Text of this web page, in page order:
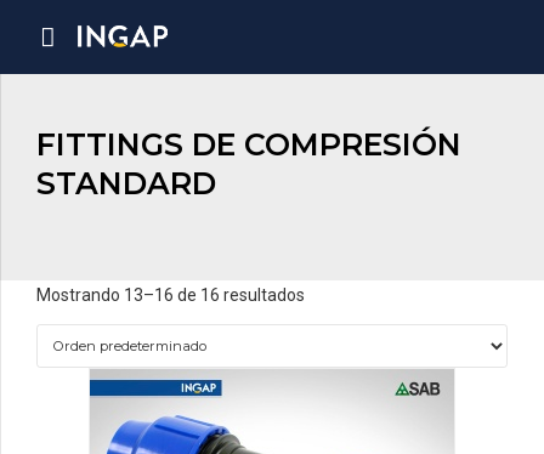
FITTINGS DE COMPRESIÓN
STANDARD
Mostrando 13–16 de 16 resultados